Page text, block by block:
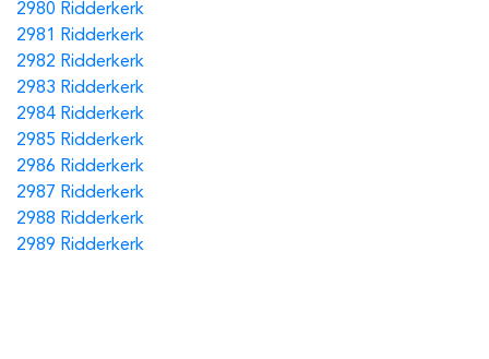
2980 Ridderkerk
2981 Ridderkerk
2982 Ridderkerk
2983 Ridderkerk
2984 Ridderkerk
2985 Ridderkerk
2986 Ridderkerk
2987 Ridderkerk
2988 Ridderkerk
2989 Ridderkerk